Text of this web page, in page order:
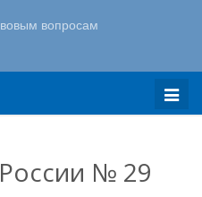
Меню
№ 29